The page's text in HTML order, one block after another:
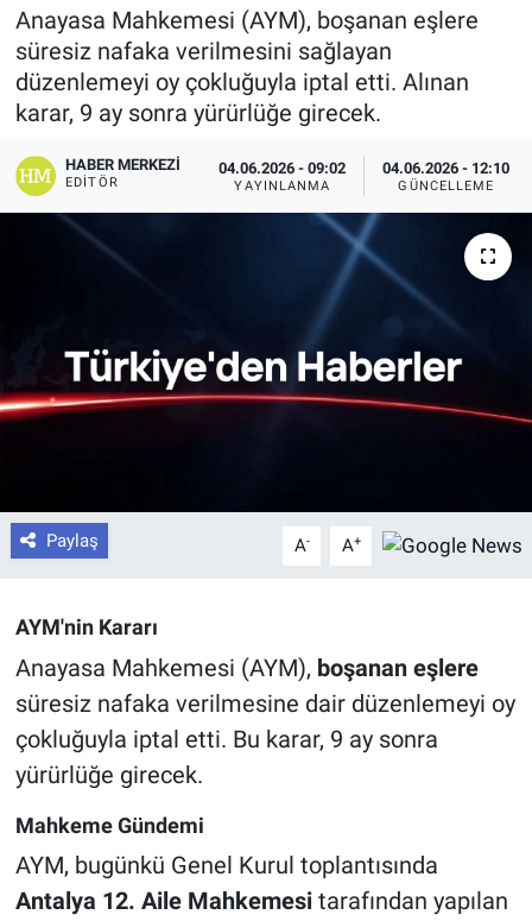
Anayasa Mahkemesi (AYM), boşanan eşlere
süresiz nafaka verilmesini sağlayan
düzenlemeyi oy çokluğuyla iptal etti. Alınan
karar, 9 ay sonra yürürlüğe girecek.
HABER MERKEZI
EDITÖR
04.06.2026 - 09:02
YAYINLANMA
04.06.2026 - 12:10
GÜNCELLEME
Paylaş A- A+
AYM'nin Kararı
Anayasa Mahkemesi (AYM), boşanan eşlere
süresiz nafaka verilmesine dair düzenlemeyi oy
çokluğuyla iptal etti. Bu karar, 9 ay sonra
yürürlüğe girecek.
Mahkeme Gündemi
AYM, bugünkü Genel Kurul toplantısında
Antalya 12. Aile Mahkemesitarafından yapılan